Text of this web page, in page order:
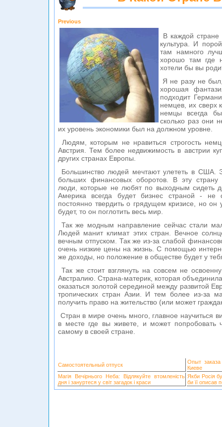
Previous
В каждой стране
культура. И
там намного
хорошо там где
хотели бы вы
Я не разу не
хорошая
подходит
немцев, их сверх
немцы всегда
сколько раз они
их уровень экономики был на должном уровне.
Людям, которым не нравиться строгость
Австрия. Тем более недвижимость в австрии
других странах Европы.
Большинство людей мечтают улететь в США.
больших финансовых оборотов. В эту страну
люди, которые не любят по выходным сидеть
Америка всегда будет бизнес страной - не
постоянно твердить о грядущем кризисе, но он
будет, то он поглотить весь мир.
Так же модным направление сейчас стали
Людей манит климат этих стран. Вечное
вечным отпуском. Так же из-за слабой
очень низкие цены на жизнь. С помощью
же доходы, но положение в обществе будет у
Так же стоит взглянуть на совсем не
Австралию. Страна-материк, которая
оказаться золотой серединой между развитой
тропических стран Азии. И тем более из-за
получить право на жительство (или может
Стран в мире очень много, главное научиться
в месте где вы живете, и может попробовать
самому в своей стране.
Самостоятельный отпуск
Опыт
Киеве
Магія Вечірнього Неба: Відлякуйте втомленість
дня і зануртеся у світ загадок і краси
Якби Росія
би її описав